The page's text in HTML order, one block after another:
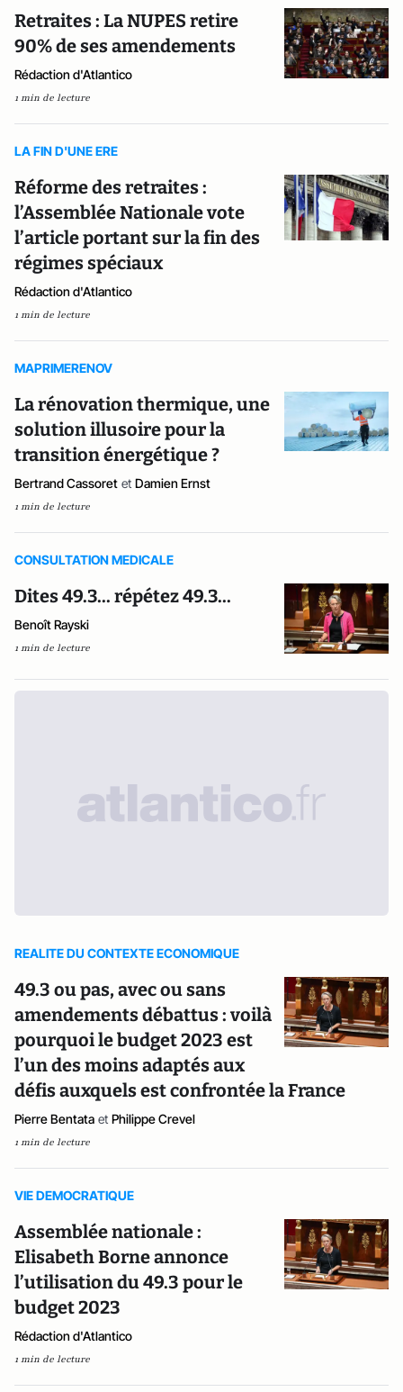
Retraites : La NUPES retire
90% de ses amendements
Rédaction d'Atlantico
1 min de lecture
LA FIN D'UNE ERE
Réforme des retraites :
l’Assemblée Nationale vote
l’article portant sur la fin des
régimes spéciaux
Rédaction d'Atlantico
1 min de lecture
MAPRIMERENOV
La rénovation thermique, une
solution illusoire pour la
transition énergétique ?
Bertrand Cassoret et Damien Ernst
1 min de lecture
CONSULTATION MEDICALE
Dites 49.3... répétez 49.3...
Benoît Rayski
1 min de lecture
REALITE DU CONTEXTE ECONOMIQUE
49.3 ou pas, avec ou sans
amendements débattus : voilà
pourquoi le budget 2023 est
l’un des moins adaptés aux
défis auxquels est confrontée la France
Pierre Bentata et Philippe Crevel
1 min de lecture
VIE DEMOCRATIQUE
Assemblée nationale :
Elisabeth Borne annonce
l’utilisation du 49.3 pour le
budget 2023
Rédaction d'Atlantico
1 min de lecture